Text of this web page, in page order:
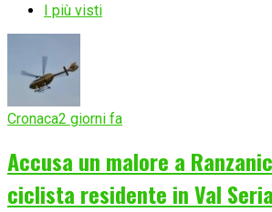
I più visti
Cronaca2 giorni fa
Accusa un malore a
ciclista residente in Val